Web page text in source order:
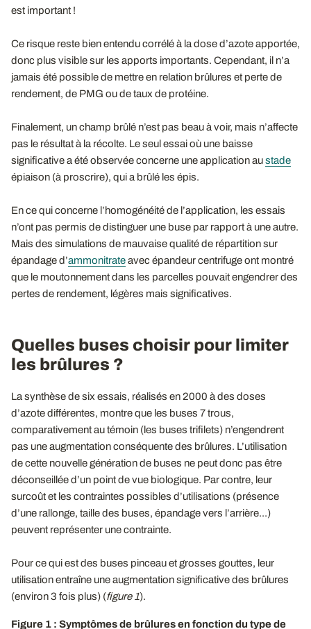
est important !
Ce risque reste bien entendu corrélé à la dose d’azote apportée,
donc plus visible sur les apports importants. Cependant, il n’a
jamais été possible de mettre en relation brûlures et perte de
rendement, de PMG ou de taux de protéine.
Finalement, un champ brûlé n’est pas beau à voir, mais n’affecte
pas le résultat à la récolte. Le seul essai où une baisse
significative a été observée concerne une application austade
épiaison (à proscrire), qui a brûlé les épis.
En ce qui concerne l’homogénéité de l’application, les essais
n’ont pas permis de distinguer une buse par rapport à une autre.
Mais des simulations de mauvaise qualité de répartition sur
épandage d’ammonitrateavec épandeur centrifuge ont montré
que le moutonnement dans les parcelles pouvait engendrer des
pertes de rendement, légères mais significatives.
Quelles buses choisir pour limiter
les brûlures ?
La synthèse de six essais, réalisés en 2000 à des doses
d’azote différentes, montre que les buses 7 trous,
comparativement au témoin (les buses trifilets) n’engendrent
pas une augmentation conséquente des brûlures. L’utilisation
de cette nouvelle génération de buses ne peut donc pas être
déconseillée d’un point de vue biologique. Par contre, leur
surcoût et les contraintes possibles d’utilisations (présence
d’une rallonge, taille des buses, épandage vers l’arrière...)
peuvent représenter une contrainte.
Pour ce qui est des buses pinceau et grosses gouttes, leur
utilisation entraîne une augmentation significative des brûlures
(environ 3 fois plus) (figure 1).
Figure 1 : Symptômes de brûlures en fonction du type de